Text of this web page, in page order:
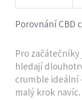
Porovnání CBD
Pro
hledají
crumble ideální
malý krok navíc.